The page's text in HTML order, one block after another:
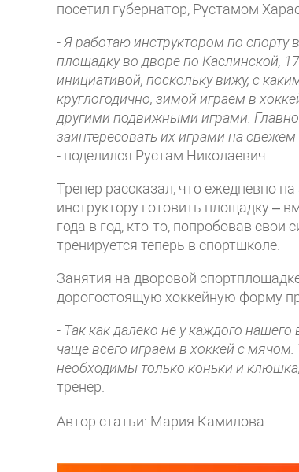
посетил губернатор, Рустамом
- Я работаю инструктором по
площадку во дворе по Каслинской,
инициативой, поскольку вижу, с
круглогодично, зимой играем в
другими подвижными играми.
заинтересовать их играми на
- поделился Рустам Николаевич.
Тренер рассказал, что ежедневно
инструктору готовить площадку –
года в год, кто-то, попробовав
тренируется теперь в спортшколе.
Занятия на дворовой
дорогостоящую хоккейную форму
- Так как далеко не у каждого
чаще всего играем в хоккей с
необходимы только коньки и
тренер.
Автор статьи: Мария Камилова